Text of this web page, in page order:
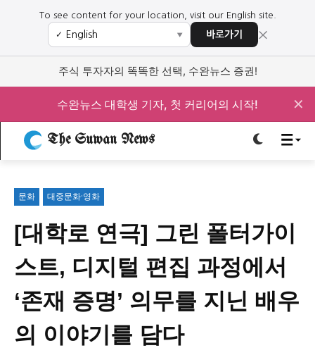
로그인하세요
특집 기사 바로가기 : 청소년· 청년
사설/칼럼
로그인하세요
특집 기사 바로가기 : 청소년· 청년
사설/칼럼
To see content for your location, visit our English site.
✓ ▼ 바로가기 ×
주식 투자자의 똑똑한 선택, 수완뉴스 증권!
수완뉴스 대학생 기자, 첫 커리어의 시작! ✕
The Suwan News
문화 대중문화·영화
[대학로 연극] 그린 폴터가이
스트, 디지털 편집 과정에서
‘존재 증명’ 의무를 지닌 배우
의 이야기를 담다